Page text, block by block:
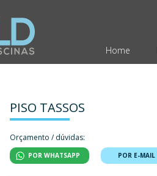
Home
PISO TASSOS
Orçamento / dúvidas:
POR WHATSAPP POR E-MAIL